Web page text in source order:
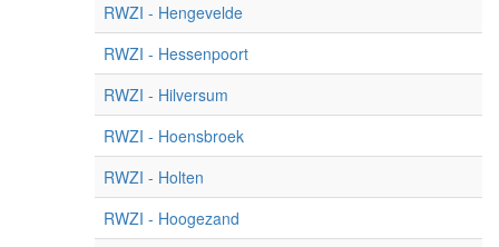
RWZI - Hengevelde
RWZI - Hessenpoort
RWZI - Hilversum
RWZI - Hoensbroek
RWZI - Holten
RWZI - Hoogezand